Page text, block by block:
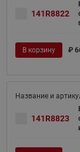
141R8822
В корзину ₽
141R8823